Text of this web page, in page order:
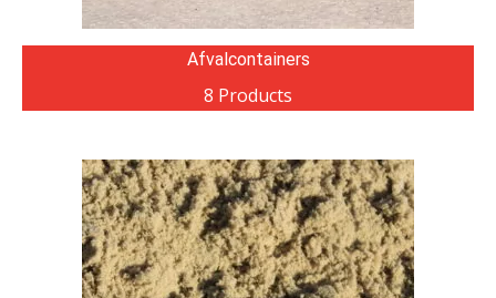
Afvalcontainers
8 Products